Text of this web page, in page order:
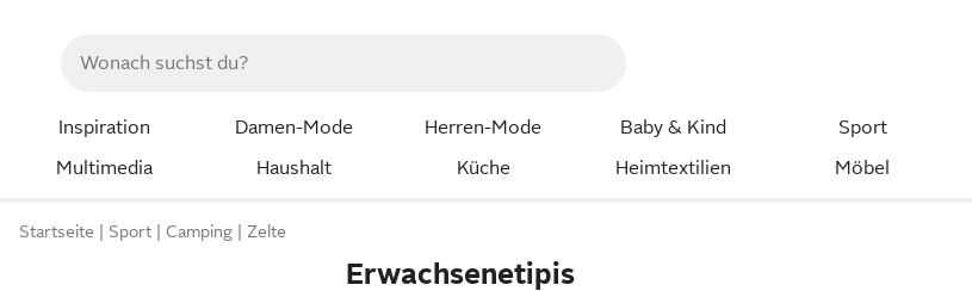
Inspiration Damen-Mode Herren-Mode Baby & Kind Sport
Multimedia
Haushalt Küche Heimtextilien Möbel
Startseite Sport Camping Zelte
Erwachsenetipis